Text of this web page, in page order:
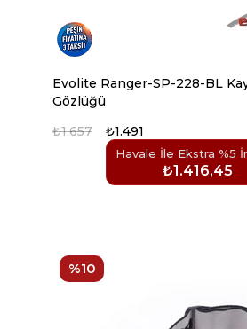
Evolite Ranger-SP-228-BL
Gözlüğü
₺1.491
Havale İle Ekstra %5
₺1.416,45
₺1.657
%10